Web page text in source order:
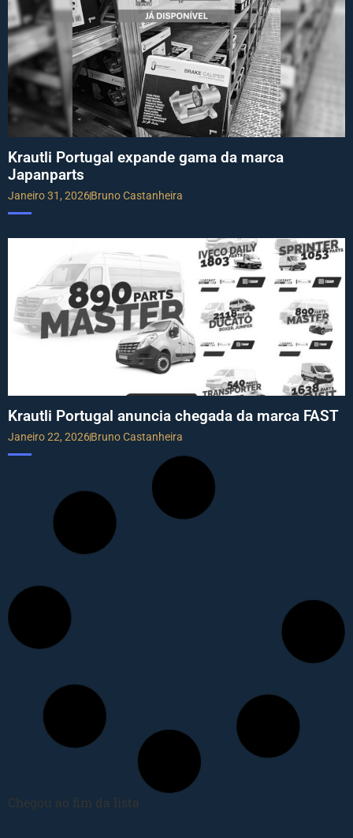
Krautli Portugal expande gama da marca
Japanparts
Janeiro 31, 2026Bruno Castanheira
Krautli Portugal anuncia chegada da marca FAST
Janeiro 22, 2026Bruno Castanheira
Chegou ao fim da lista